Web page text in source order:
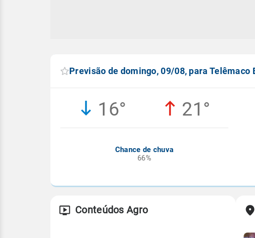
Previsão de domingo, 09/08, para Telêmaco
16° 21°
Chance de chuva
66%
Conteúdos Agro